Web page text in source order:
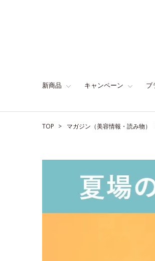
新商品 キャンペーン ブ
TOP マガジン（美容情報・読み物）